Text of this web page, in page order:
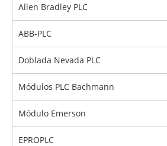
Allen Bradley PLC
ABB-PLC
Doblada Nevada PLC
Módulos PLC Bachmann
Módulo Emerson
EPROPLC